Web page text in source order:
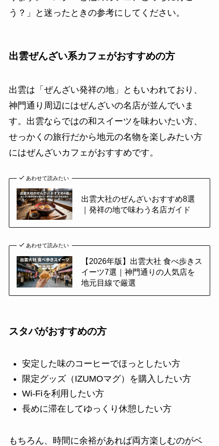
う？」と迷ったときの参考にしてください。
出雲ぜんざい系カフェがおすすめの方
出雲は「ぜんざい発祥の地」ともいわれており、
神門通り周辺にはぜんざいの名店が並んでいま
す。出雲ならではの和スイーツを味わいたい方、
せっかくの旅行だから地元の名物を楽しみたい方
にはぜんざいカフェがおすすめです。
あわせて読みたい
出雲大社のぜんざいおすすめ8選
｜発祥の地で味わう名店ガイド
あわせて読みたい
【2026年版】出雲大社 食べ歩きス
イーツ7選｜神門通りの人気店を
地元目線で厳選
スタバがおすすめの方
安定した味のコーヒーでほっとしたい方
限定グッズ（IZUMOマグ）を購入したい方
Wi-Fiを利用したい方
長めに滞在してゆっくり休憩したい方
もちろん、時間に余裕があれば両方楽しむのがベ